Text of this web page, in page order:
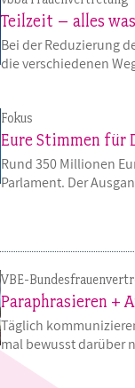
Teilzeit – alles
Bei der Reduzierung
die verschiedenen
Fokus
Eure Stimmen für
Rund 350 Millionen
Parlament. Der
VBE-
Paraphrasieren +
Täglich
mal bewusst darüber